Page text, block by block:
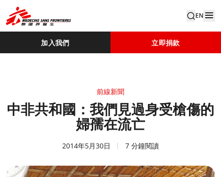
EN
加入我們 立即捐款
前線新聞
中非共和國：我們見過身受槍傷的
婦孺在流亡
2014年5月30日 7 分鐘閱讀